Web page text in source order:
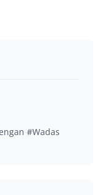
#Wadas